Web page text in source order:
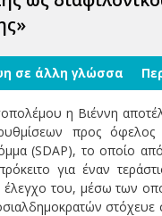
σε άλλη γλώσσα
η Βιέννη
προς
(SDAP), το οποίο
για έναν
του, μέσω των
στόχευε